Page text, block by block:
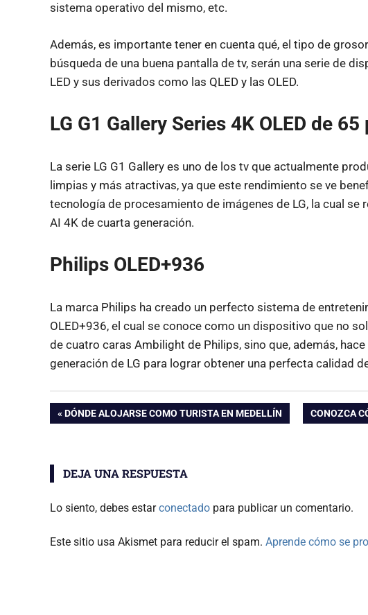
sistema operativo del mismo, etc.
Además, es importante tener en cuenta qué, el tipo de
búsqueda de una buena pantalla de tv, serán una serie de
LED y sus derivados como las QLED y las OLED.
LG G1 Gallery Series 4K OLED de
La serie LG G1 Gallery es uno de los tv que actualmente
limpias y más atractivas, ya que este rendimiento se ve
tecnología de procesamiento de imágenes de LG, la cual se
AI 4K de cuarta generación.
Philips OLED+936
La marca Philips ha creado un perfecto sistema de
OLED+936, el cual se conoce como un dispositivo que no
de cuatro caras Ambilight de Philips, sino que, además,
generación de LG para lograr obtener una perfecta calidad
Navegación
entradas
ENTRADA
DÓNDE ALOJARSE COMO TURISTA EN MEDELLÍN
ENTRADA
CONOZCA
DEJA UNA RESPUESTA
Lo siento, debes estarconectado para publicar un comentario.
Este sitio usa Akismet para reducir el spam. Aprende cómo se